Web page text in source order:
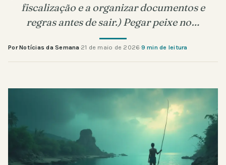
fiscalização e a organizar documentos e
regras antes de sair.) Pegar peixe no…
Por Notícias da Semana·21 de maio de 2026·9 min de leitura